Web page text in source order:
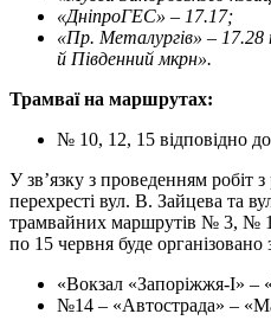
«ДніпроГЕС» – 17.17;
«Пр. Металургів» – 17.28
й Південний мкрн».
Трамваї на маршрутах:
№ 10, 12, 15 відповідно
У зв’язку з проведенням робіт
перехресті вул. В. Зайцева та
трамвайних маршрутів № 3, №
по 15 червня буде
«Вокзал «Запоріжжя-І» –
№14 – «Автострада» –